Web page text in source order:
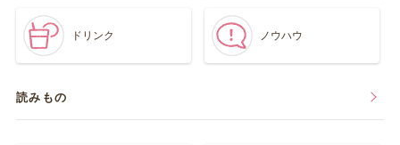
ドリンク ノウハウ
読みもの